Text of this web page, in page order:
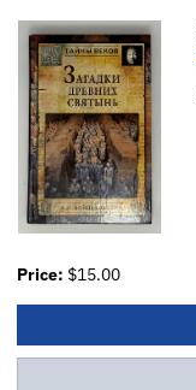
Price: $15.00